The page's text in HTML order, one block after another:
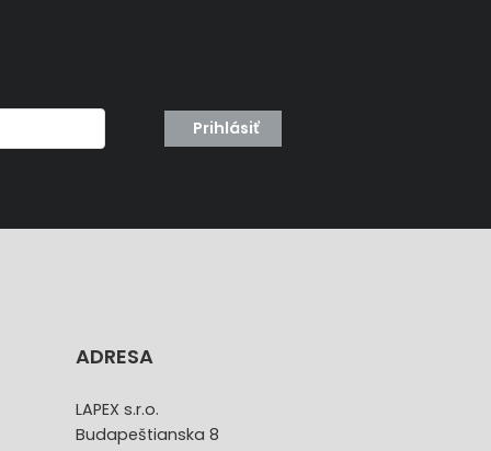
Prihlásiť
ADRESA
LAPEX s.r.o.
Budapeštianska 8